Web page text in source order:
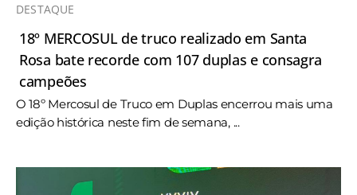
DESTAQUE
18º MERCOSUL de truco realizado em Santa
Rosa bate recorde com 107 duplas e consagra
campeões
O 18º Mercosul de Truco em Duplas encerrou mais uma
edição histórica neste fim de semana, ...